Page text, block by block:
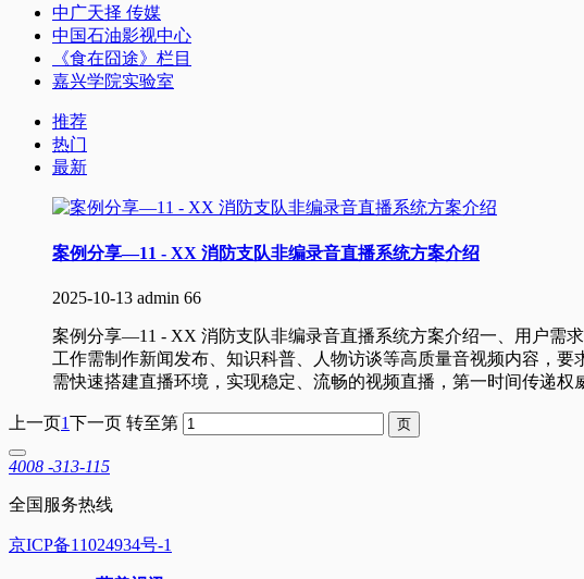
中广天择 传媒
中国石油影视中心
《食在囧途》栏目
嘉兴学院实验室
推荐
热门
最新
案例分享—11 - XX 消防支队非编录音直播系统方案介绍
2025-10-13 admin 66
案例分享—11 - XX 消防支队非编录音直播系统方案介绍一、用户需
工作需制作新闻发布、知识科普、人物访谈等高质量音视频内容，
需快速搭建直播环境，实现稳定、流畅的视频直播，第一时间传递权
上一页1下一页 转至第
4008 -313-115
全国服务热线
京ICP备11024934号-1